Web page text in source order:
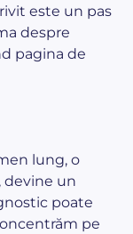
este un pas
despre
pagina de
lung, o
devine un
poate
pe